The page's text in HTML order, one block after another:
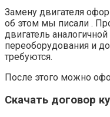
Замену двигателя
об этом мы писали .
двигатель
переоборудования и
требуются.
После этого можно
Скачать договор